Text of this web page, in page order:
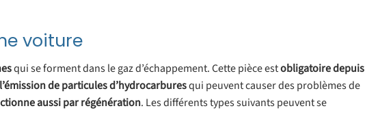
voiture
qui se forment dans le gaz d’échappement. Cette pièce estobligatoire depuis
l’émissiondeparticulesd’hydrocarburesqui peuvent causer des problèmes de
aussi parrégénération. Les différents types suivants peuvent se